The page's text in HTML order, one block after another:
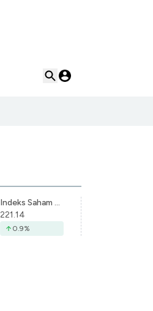
Indeks Saham Syariah Indonesia
221.14
0.9%